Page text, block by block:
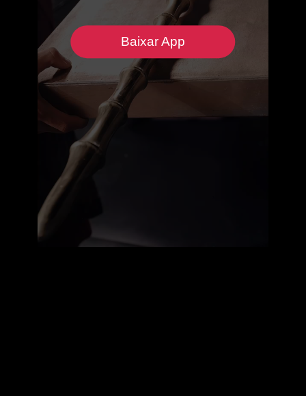
Baixar App